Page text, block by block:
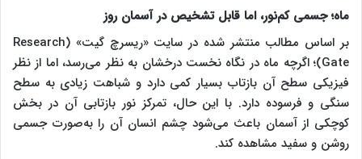
ماه؛ جسمی کم‌نور، اما قابل تشخیص در آسمان روز
بر اساس مطالب منتشر شده در سایت «ریسرچ گیت» (Research
Gate)؛ اگرچه ماه در نگاه نخست درخشان به نظر می‌رسد، اما از نظر
فیزیکی سطح آن بازتاب بسیار کمی دارد و شباهت زیادی به سطح
سنگی و فرسوده دارد. با این حال، تمرکز نور بازتابی آن در بخش
کوچکی از آسمان باعث می‌شود چشم انسان آن را به‌صورت جسمی
روشن و سفید مشاهده کند.